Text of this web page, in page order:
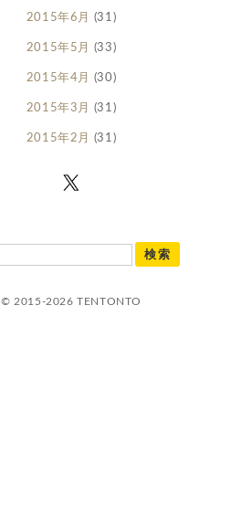
2015年6月 (31)
2015年5月 (33)
2015年4月 (30)
2015年3月 (31)
2015年2月 (31)
© 2015-2026 TENTONTO